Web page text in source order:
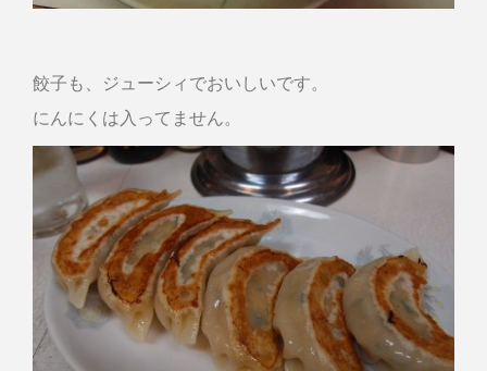
餃子も、ジューシィでおいしいです。
にんにくは入ってません。